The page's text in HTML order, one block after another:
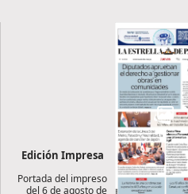
Edición Impresa
Portada del impreso
del 6 de agosto de